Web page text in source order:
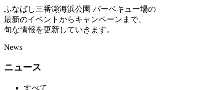
ふなばし三番瀬海浜公園 バーベキュー場の
最新のイベントからキャンペーンまで、
旬な情報を更新していきます。
News
ニュース
すべて